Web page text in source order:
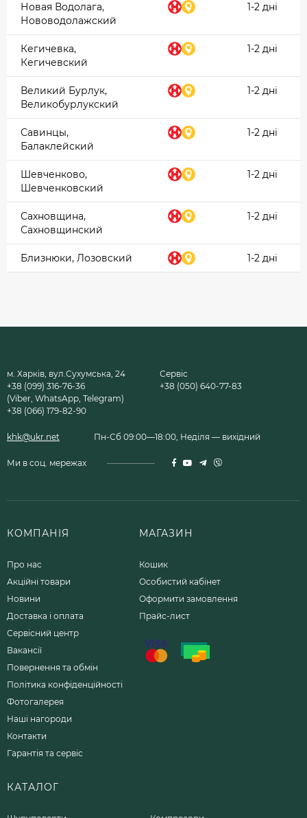
Новая Водолага,
Нововодолажский
1-2 дні
Кегичевка,
Кегичевский
1-2 дні
Великий Бурлук,
Великобурлукский
1-2 дні
Савинцы,
Балаклейский
1-2 дні
Шевченково,
Шевченковский
1-2 дні
Сахновщина,
Сахновщинский
1-2 дні
Близнюки, Лозовский 1-2 дні
м. Харків, вул.Сухумська, 24
+38 (099) 316-76-36
(Viber, WhatsApp, Telegram)
+38 (066) 179-82-90
Сервіс
+38 (050) 640-77-83
khk@ukr.net Пн-Сб 09:00—18:00, Неділя — вихідний
Ми в соц. мережах
КОМПАНІЯ
Про нас
Акційні товари
Новини
Доставка і оплата
Сервісний центр
Вакансії
Повернення та обмін
Політика конфіденційності
Фотогалерея
Наші нагороди
Контакти
Гарантія та сервіс
МАГАЗИН
Кошик
Особистий кабінет
Оформити замовлення
Прайс-лист
КАТАЛОГ